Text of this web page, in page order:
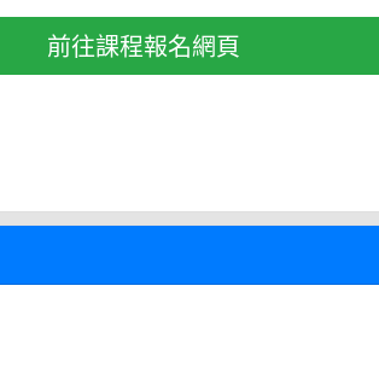
前往課程報名網頁